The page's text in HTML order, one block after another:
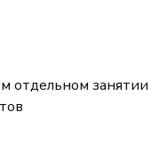
отдельном занятии